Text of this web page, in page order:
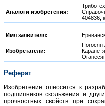
Аналоги изобретения:
404836,
Имя заявителя:
Изобретатели:
Погосян
Реферат
Изобретение относится к
подшипников скольжения и
прочностных свойств при